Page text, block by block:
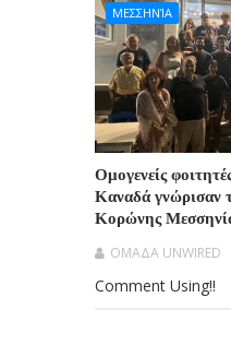
ΜΕΣΣΗΝΊΑ
Ομογενείς
Καναδά γνώρισαν
Κορώνης
OMAΔΑ UNWIRED
Comment Using!!